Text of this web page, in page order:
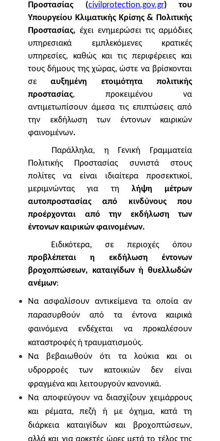
Προστασίας (civilprotection.gov.gr)
του
Υπουργείου Κλιματικής Κρίσης & Πολιτικής
Προστασίας, έχει ενημερώσει τις αρμόδιες
υπηρεσιακά εμπλεκόμενες κρατικές
υπηρεσίες, καθώς και τις περιφέρειες και
τους δήμους της χώρας, ώστε να βρίσκονται
σεαυξημένη ετοιμότητα πολιτικής
προστασίας, προκειμένου να
αντιμετωπίσουν άμεσα τις επιπτώσεις από
την εκδήλωση των έντονων καιρικών
φαινομένων.
Παράλληλα, η Γενική Γραμματεία
Πολιτικής Προστασίας
συνιστά στους
πολίτες να είναι
ιδιαίτερα προσεκτικοί,
μεριμνώντας για τη λήψη μέτρων
αυτοπροστασίαςαπό
κινδύνους που
προέρχονται από την εκδήλωση των
έντονων καιρικών φαινομένων.
Ειδικότερα, σε περιοχές όπου
προβλέπεται η εκδήλωση έντονων
βροχοπτώσεων, καταιγίδων ή θυελλωδών
ανέμων:
Να ασφαλίσουν αντικείμενα τα οποία αν
παρασυρθούν από τα έντονα καιρικά
φαινόμενα ενδέχεται να προκαλέσουν
καταστροφές ή τραυματισμούς.
Να βεβαιωθούν ότι τα λούκια και οι
υδρορροές των κατοικιών δεν είναι
φραγμένα και λειτουργούν κανονικά.
Να αποφεύγουν να διασχίζουν χειμάρρους
και ρέματα, πεζή ή με όχημα, κατά τη
διάρκεια καταιγίδων και βροχοπτώσεων,